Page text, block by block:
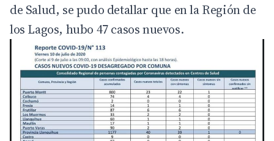
de Salud, se pudo detallar que en la Región de
los Lagos, hubo 47 casos nuevos.